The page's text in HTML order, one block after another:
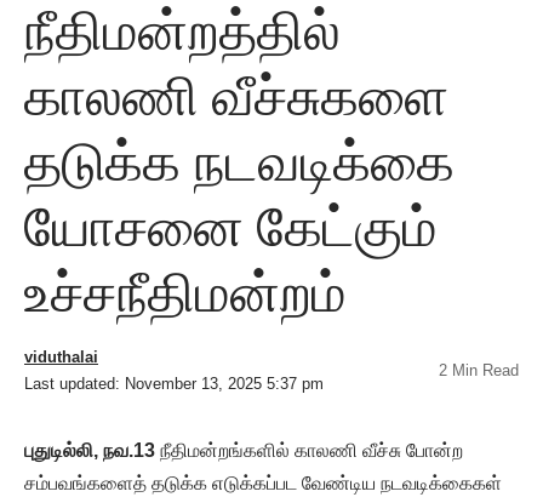
நீதிமன்றத்தில்
காலணி வீச்சுகளை
தடுக்க நடவடிக்கை
யோசனை கேட்கும்
உச்சநீதிமன்றம்
Last updated: November 13, 2025 5:37 pm
viduthalai
2 Min Read
புதுடில்லி, நவ.13 நீதிமன்றங்களில் காலணி வீச்சு போன்ற
சம்பவங்களைத் தடுக்க எடுக்கப்பட வேண்டிய நடவடிக்கைகள்